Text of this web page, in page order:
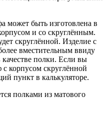
может быть изготовлена в
и со скруглённым.
скруглённой. Изделие с
вместительным ввиду
полки. Если вы
с корпусом скруглённой
пункт в калькуляторе.
полками из матового